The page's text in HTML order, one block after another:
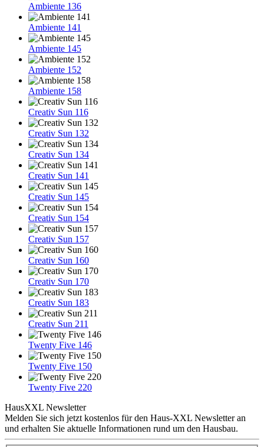
Ambiente 136
Ambiente 141
Ambiente 145
Ambiente 152
Ambiente 158
Creativ Sun 116
Creativ Sun 132
Creativ Sun 134
Creativ Sun 141
Creativ Sun 145
Creativ Sun 154
Creativ Sun 157
Creativ Sun 160
Creativ Sun 170
Creativ Sun 183
Creativ Sun 211
Twenty Five 146
Twenty Five 150
Twenty Five 220
HausXXL Newsletter
Melden Sie sich jetzt kostenlos für den Haus-XXL Newsletter an
und erhalten Sie aktuelle Informationen rund um den Hausbau.